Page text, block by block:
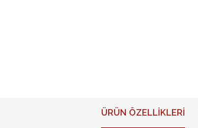
ÜRÜN ÖZELLIKLERI